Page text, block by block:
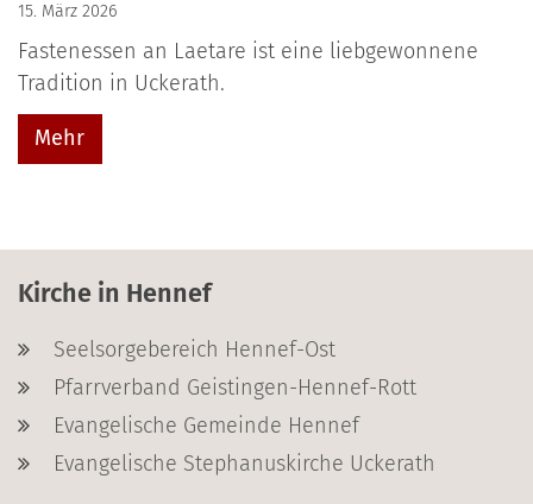
15. März 2026
Fastenessen an Laetare ist eine liebgewonnene
Tradition in Uckerath.
Mehr
Kirche in Hennef
Seelsorgebereich Hennef-Ost
Pfarrverband Geistingen-Hennef-Rott
Evangelische Gemeinde Hennef
Evangelische Stephanuskirche Uckerath